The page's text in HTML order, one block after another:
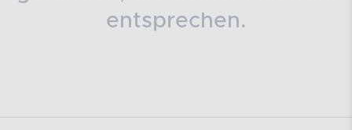
entsprechen.